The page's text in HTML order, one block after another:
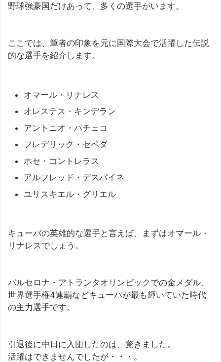
野球強豪国だけあって、多くの選手がいます。
ここでは、筆者の印象を元に国際大会で活躍した伝説
的な選手を紹介します。
オマール・リナレス
オレステス・キンデラン
アントニオ・パチェコ
フレデリック・セペダ
ホセ・コントレラス
アルフレッド・デスパイネ
ユリスキエル・グリエル
キューバの英雄的な選手と言えば、まずはオマール・
リナレスでしょう。
バルセロナ・アトランタオリンピックでの金メダル、
世界選手権4連覇などキューバが最も輝いていた時代
の主力選手です。
引退後に中日に入団したのは、驚きました。
活躍はできませんでしたが・・・。